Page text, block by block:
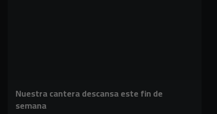
Nuestra cantera descansa este fin de
semana